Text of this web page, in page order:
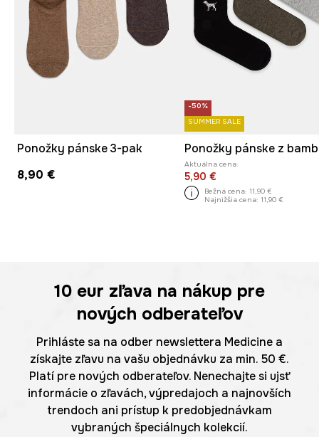
Ponožky pánske 3-pak
8,90 €
-50%
SUMMER SALE
Aktuálna cena:
5,90 €
Bežná cena: 11,90 €
Najnižšia cena: 11,90 €
10 eur zľava na nákup pre
nových odberateľov
Prihláste sa na odber newslettera Medicine a
získajte zľavu na vašu objednávku za min. 50 €.
Platí pre nových odberateľov. Nenechajte si ujsť
informácie o zľavách, výpredajoch a najnovších
trendoch ani prístup k predobjednávkam
vybraných špeciálnych kolekcií.